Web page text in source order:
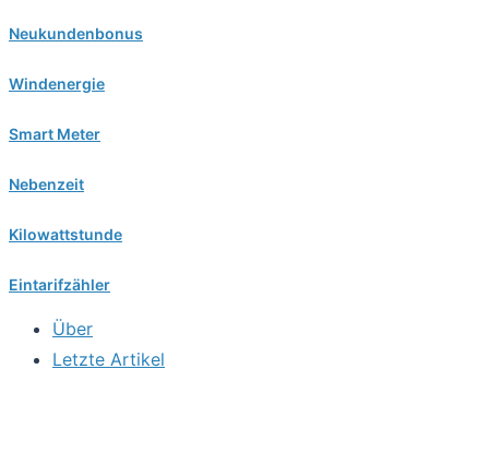
Neukundenbonus
Windenergie
Smart Meter
Nebenzeit
Kilowattstunde
Eintarifzähler
Über
Letzte Artikel